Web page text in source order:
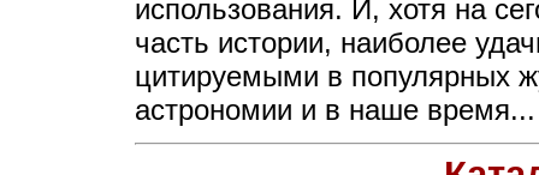
использования. И, хотя на
часть истории, наиболее
цитируемыми в популярных
астрономии и в наше время...